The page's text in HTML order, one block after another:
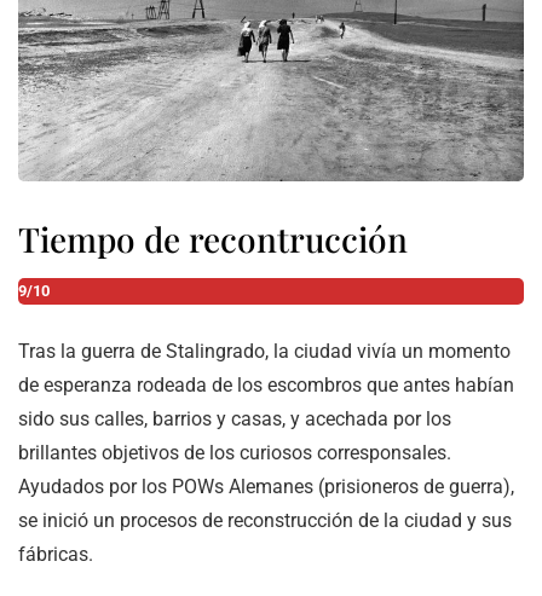
Tiempo de recontrucción
9/10
Tras la guerra de Stalingrado, la ciudad vivía un momento
de esperanza rodeada de los escombros que antes habían
sido sus calles, barrios y casas, y acechada por los
brillantes objetivos de los curiosos corresponsales.
Ayudados por los POWs Alemanes (prisioneros de guerra),
se inició un procesos de reconstrucción de la ciudad y sus
fábricas.